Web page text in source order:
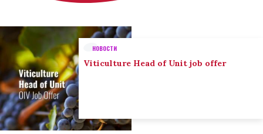
НОВОСТИ
Viticulture Head of Unit job offer